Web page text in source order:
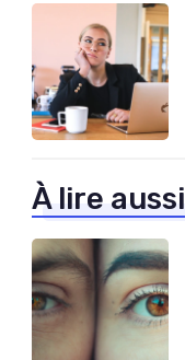
À lire aussi